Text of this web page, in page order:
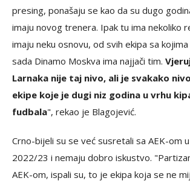
presing, ponašaju se kao da su dugo
imaju novog trenera. Ipak tu ima nekoliko
imaju neku osnovu, od svih ekipa sa
sada Dinamo Moskva ima najjači tim.
Larnaka nije taj nivo, ali je svakako
ekipe koje je dugi niz godina u vrhu
fudbala", rekao je Blagojević.
Crno-bijeli su se već susretali sa AEK-om
2022/23 i nemaju dobro iskustvo.
AEK-om, ispali su, to je ekipa koja se ne